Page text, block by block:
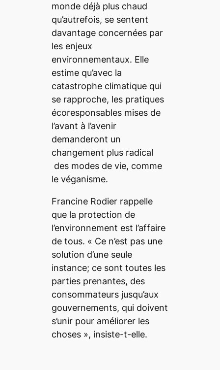
monde déjà plus chaud
qu’autrefois, se sentent
davantage concernées par
les enjeux
environnementaux. Elle
estime qu’avec la
catastrophe climatique qui
se rapproche, les pratiques
écoresponsables mises de
l’avant à l’avenir
demanderont un
changement plus radical
des modes de vie, comme
le véganisme.
Francine Rodier rappelle
que la protection de
l’environnement est l’affaire
de tous. « Ce n’est pas une
solution d’une seule
instance; ce sont toutes les
parties prenantes, des
consommateurs jusqu’aux
gouvernements, qui doivent
s’unir pour améliorer les
choses », insiste-t-elle.